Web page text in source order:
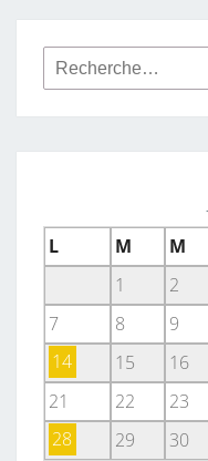
Rechercher :
L
M M
1
2
7
8 9
14
15 16
21
22 23
28
29
30